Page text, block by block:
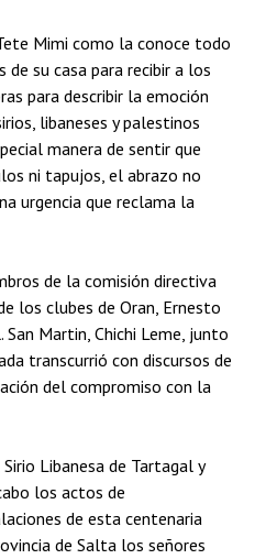
Mimi como la conoce todo
su casa para recibir a los
para describir la emoción
libaneses y palestinos
manera de sentir que
ni tapujos, el abrazo no
urgencia que reclama la
de la comisión directiva
los clubes de Oran, Ernesto
Martin, Chichi Leme, junto
transcurrió con discursos de
del compromiso con la
Libanesa de Tartagal y
los actos de
de esta centenaria
de Salta los señores